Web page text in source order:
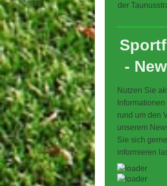
der
-
Nutzen Sie
rund um den
unserem
Sie sich
informieren